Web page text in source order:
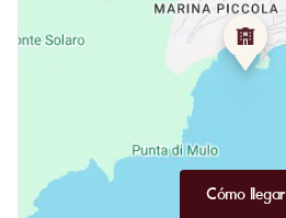
Cómo llegar